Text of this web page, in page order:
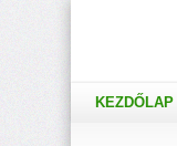
KEZDŐLAP